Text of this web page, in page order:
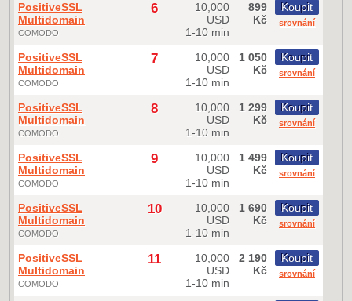
PositiveSSL
Multidomain
COMODO
6
10,000
USD
1-10 min
899
Kč
Koupit
srovnání
PositiveSSL
Multidomain
COMODO
7
10,000
USD
1-10 min
1 050
Kč
Koupit
srovnání
PositiveSSL
Multidomain
COMODO
8
10,000
USD
1-10 min
1 299
Kč
Koupit
srovnání
PositiveSSL
Multidomain
COMODO
9
10,000
USD
1-10 min
1 499
Kč
Koupit
srovnání
PositiveSSL
Multidomain
COMODO
10
10,000
USD
1-10 min
1 690
Kč
Koupit
srovnání
PositiveSSL
Multidomain
COMODO
11
10,000
USD
1-10 min
2 190
Kč
Koupit
srovnání